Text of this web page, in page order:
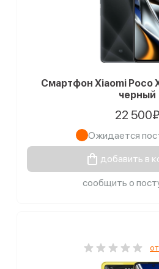
Смартфон Xiaomi Poco
черный
22 500₽
Ожидается
добавить в
сообщить о